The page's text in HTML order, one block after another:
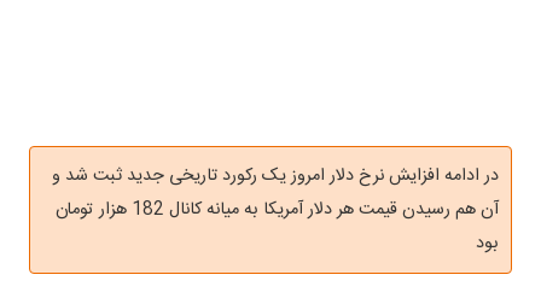
در ادامه افزایش نرخ دلار امروز یک رکورد تاریخی جدید ثبت شد و
آن هم رسیدن قیمت هر دلار آمریکا به میانه کانال 182 هزار تومان
بود